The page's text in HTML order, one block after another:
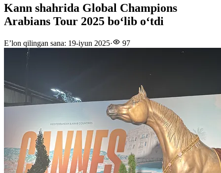
Kann shahrida Global Champions
Arabians Tour 2025 bo‘lib o‘tdi
E’lon qilingan sana: 19-iyun 2025· 97